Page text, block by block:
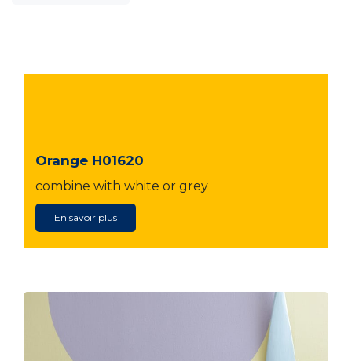
Orange H01620
combine with white or grey
En savoir plus